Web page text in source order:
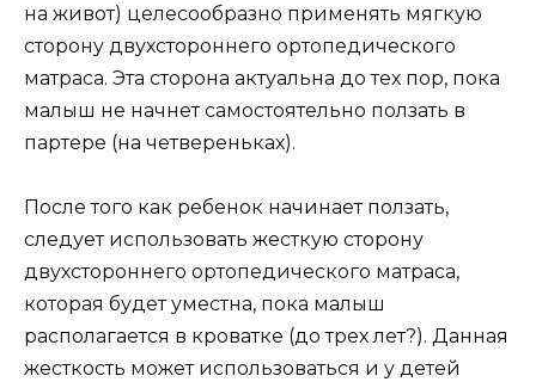
на живот) целесообразно применять мягкую
сторону двухстороннего ортопедического
матраса. Эта сторона актуальна до тех пор, пока
малыш не начнет самостоятельно ползать в
партере (на четвереньках).
После того как ребенок начинает ползать,
следует использовать жесткую сторону
двухстороннего ортопедического матраса,
которая будет уместна, пока малыш
располагается в кроватке (до трех лет?). Данная
жесткость может использоваться и у детей